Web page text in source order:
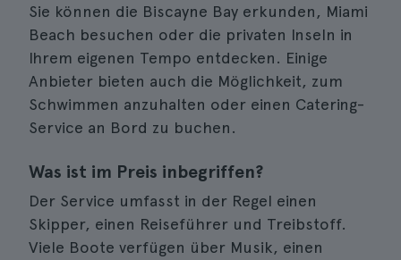
Sie können die Biscayne Bay erkunden, Miami
Beach besuchen oder die privaten Inseln in
Ihrem eigenen Tempo entdecken. Einige
Anbieter bieten auch die Möglichkeit, zum
Schwimmen anzuhalten oder einen Catering-
Service an Bord zu buchen.
Was ist im Preis inbegriffen?
Der Service umfasst in der Regel einen
Skipper, einen Reiseführer und Treibstoff.
Viele Boote verfügen über Musik, einen